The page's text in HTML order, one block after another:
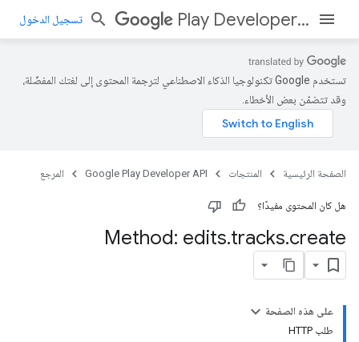
Play Developer API تسجيل الدخول
تستخدم Google تكنولوجيا الذكاء الاصطناعي لترجمة المحتوى إلى لغتك المفضّلة،
وقد تتضمّن بعض الأخطاء.
الصفحة الرئيسية المنتجات Google Play Developer API المرجع
هل كان المحتوى مفيدًا؟
Method: edits.tracks.create
على هذه الصفحة
طلب HTTP